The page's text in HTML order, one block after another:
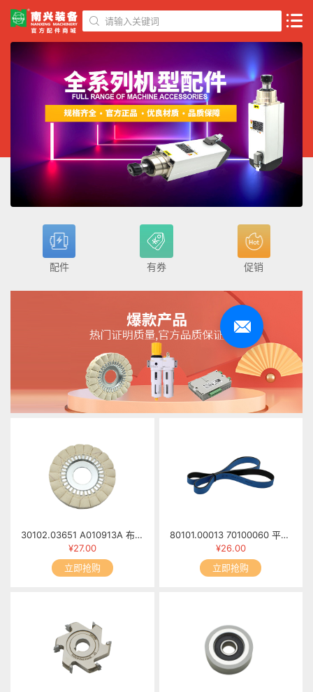
请输入关键词
配件 有券 促销
30102.03651 A010913A 布抛光轮 MFB60-0913/00
¥27.00
立即抢购
80101.00013 70100060 平面皮带1655mm×20mm×1.7mm
¥26.00
立即抢购